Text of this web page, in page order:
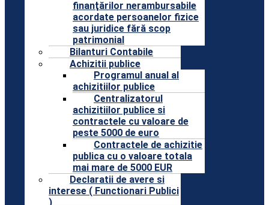
finanţărilor nerambursabile
acordate persoanelor fizice
sau juridice fără scop
patrimonial
Bilanturi Contabile
Achizitii publice
Programul anual al
achizitiilor publice
Centralizatorul
achizitiilor publice si
contractele cu valoare de
peste 5000 de euro
Contractele de achizitie
publica cu o valoare totala
mai mare de 5000 EUR
Declaratii de avere si
interese ( Functionari Publici
)